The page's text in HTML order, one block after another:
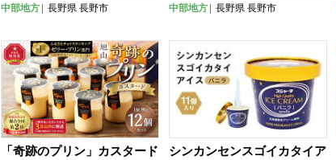
ぎみそ 長野名物 送料無料 長
と納税
中部地方 長野県 長野市
ゃ ぶなしめじ 切り干し大
県 長野市 信州 信濃 ふるさと
納税
中部地方 長野県 長野市
「奇跡のプリン」カスタード
シンカンセンスゴイカタイア